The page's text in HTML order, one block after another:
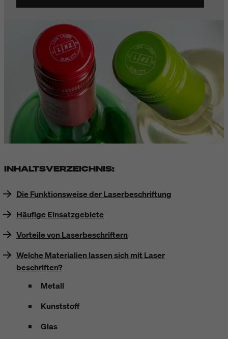
INHALTSVERZEICHNIS:
Die Funktionsweise der Laserbeschriftung
Häufige Einsatzgebiete
Vorteile von Laserbeschriftern
Welche Materialien lassen sich mit Laser
beschriften?
Metall
Kunststoff
Glas